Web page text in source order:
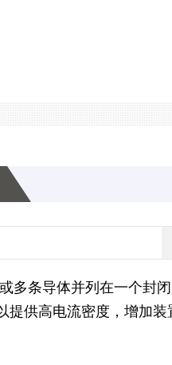
多条导体并列在一个封
提供高电流密度，增加